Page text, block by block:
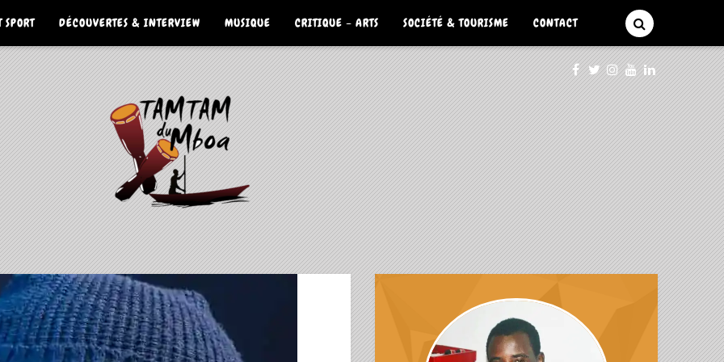
DÉCOUVERTES & INTERVIEW MUSIQUE CRITIQUE – ARTS SOCIÉTÉ & TOURISME CONTACT